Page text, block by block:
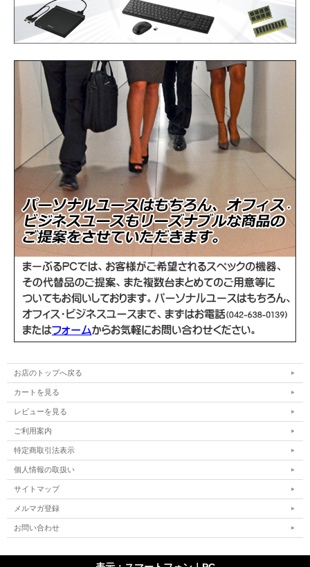
光学ドライブ DVDスーパーマルチ
通信機能 有線LAN
インタフェース
［前面］USB3.1、USB3.1 Type-C、
USB2.0 ［背面］USB3.1、USB2.0、
RJ45、VGA、DisplayPort×2
商品の状態 中古品（動作確認済み）
Officeソフト
WPS Office インストール済み(Microsoft
Officeと高い互換性)
付属品 電源ケーブル、Officeライセンスカード
お店のトップへ戻る
カートを見る
レビューを見る
ご利用案内
特定商取引法表示
個人情報の取扱い
サイトマップ
メルマガ登録
お問い合わせ